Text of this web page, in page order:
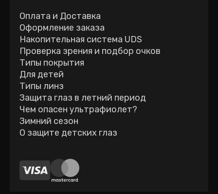
Оплата и Доставка
Оформление заказа
Накопительная система UDS
Проверка зрения и подбор очков
Типы покрытия
Для детей
Типы линз
Защита глаз в летний период
Чем опасен ультрафиолет?
Зимний сезон
О защите детских глаз